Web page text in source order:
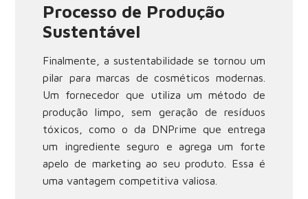
Processo de Produção
Sustentável
Finalmente, a sustentabilidade se tornou um
pilar para marcas de cosméticos modernas.
Um fornecedor que utiliza um método de
produção limpo, sem geração de resíduos
tóxicos, como o da DNPrime que entrega
um ingrediente seguro e agrega um forte
apelo de marketing ao seu produto. Essa é
uma vantagem competitiva valiosa.